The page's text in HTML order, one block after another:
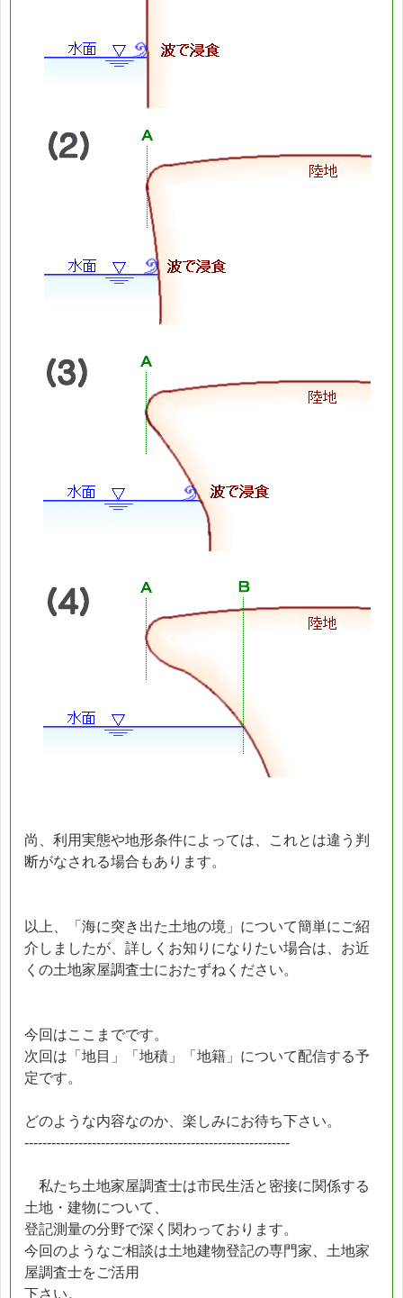
尚、利用実態や地形条件によっては、これとは違う判
断がなされる場合もあります。
以上、「海に突き出た土地の境」について簡単にご紹
介しましたが、詳しくお知りになりたい場合は、お近
くの土地家屋調査士におたずねください。
今回はここまでです。
次回は「地目」「地積」「地籍」について配信する予
定です。
どのような内容なのか、楽しみにお待ち下さい。
-----------------------------------------------------------
私たち土地家屋調査士は市民生活と密接に関係する
土地・建物について、
登記測量の分野で深く関わっております。
今回のようなご相談は土地建物登記の専門家、土地家
屋調査士をご活用
下さい。